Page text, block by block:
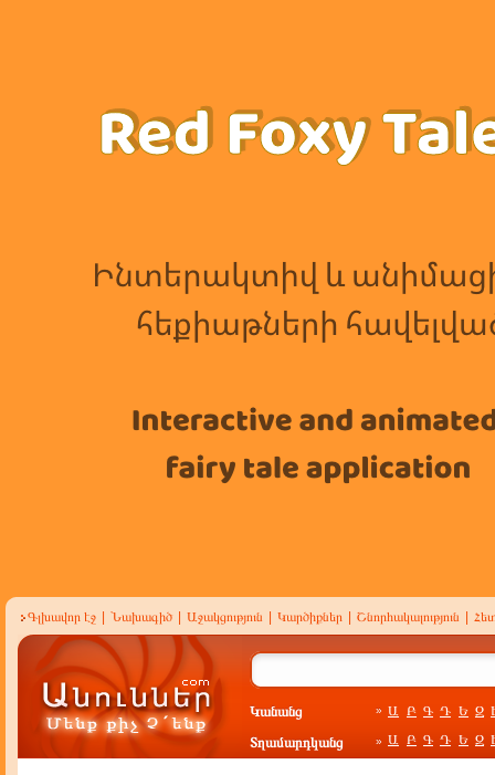
Գլխավոր էջ Նախագիծ Աջակցություն Կարծիքներ Շնորհակալություն
Կանանց » Ա Բ Գ Դ Ե Զ
Տղամարդկանց » Ա Բ Գ Դ Ե Զ